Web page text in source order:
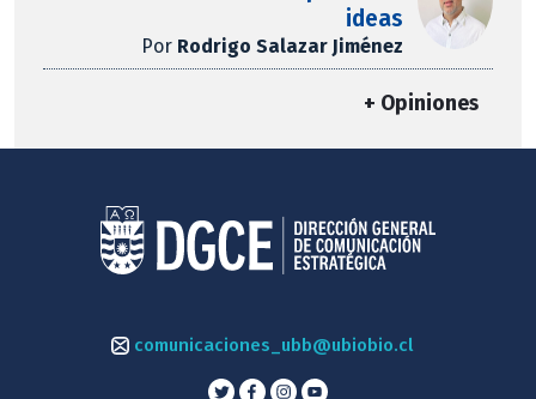
ideas
Por Rodrigo Salazar Jiménez
+ Opiniones
comunicaciones_ubb@ubiobio.cl